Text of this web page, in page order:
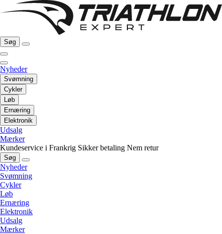
Søg
Nyheder
Svømning
Cykler
Løb
Ernæring
Elektronik
Udsalg
Mærker
Kundeservice i Frankrig Sikker betaling Nem retur
Søg
Nyheder
Svømning
Cykler
Løb
Ernæring
Elektronik
Udsalg
Mærker